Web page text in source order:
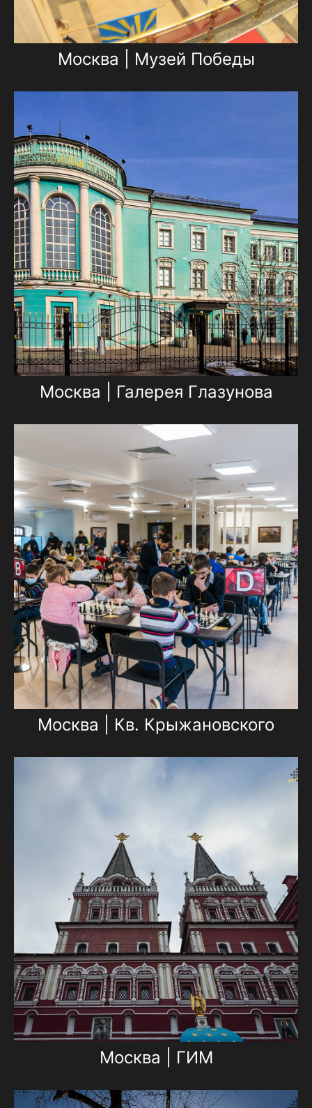
Москва | Музей Победы
Москва | Галерея Глазунова
Москва | Кв. Крыжановского
Москва | ГИМ